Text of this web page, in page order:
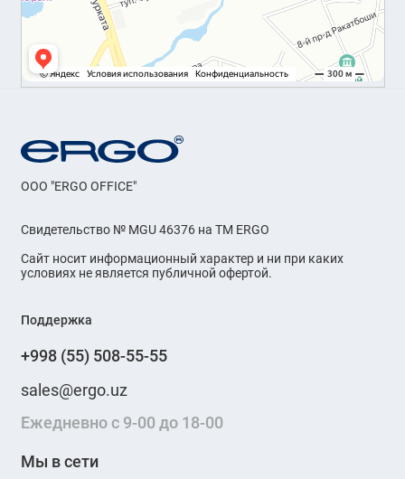
OOO "ERGO OFFICE"
Свидетельство № MGU 46376 на ТМ ERGO
Сайт носит информационный характер и ни при каких
условиях не является публичной офертой.
Поддержка
+998 (55) 508-55-55
sales@ergo.uz
Ежедневно с 9-00 до 18-00
Мы в сети